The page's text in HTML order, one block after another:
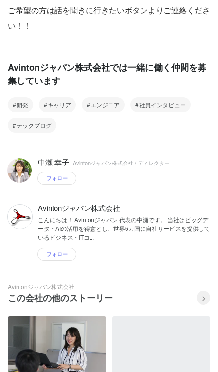
ご希望の方は話を聞きに行きたいボタンよりご連絡くださ
い！！
Avintonジャパン株式会社では一緒に働く仲間を募
集しています
開発 キャリア エンジニア 社員インタビュー
テックブログ
中瀬 幸子 Avintonジャパン株式会社 / ディレクター
フォロー
Avintonジャパン株式会社
こんにちは！ Avintonジャパン 代表の中瀬です。 当社はビッグデ
ータ・AIの活用を得意とし、世界6カ国に自社サービスを提供して
いるビジネス・ITコ...
フォロー
Avintonジャパン株式会社
この会社の他のストーリー